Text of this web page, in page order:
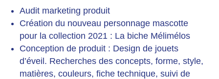
Audit marketing produit
Création du nouveau personnage mascotte
pour la collection 2021 : La biche Mélimélos
Conception de produit : Design de jouets
d’éveil. Recherches des concepts, forme, style,
matières, couleurs, fiche technique, suivi de